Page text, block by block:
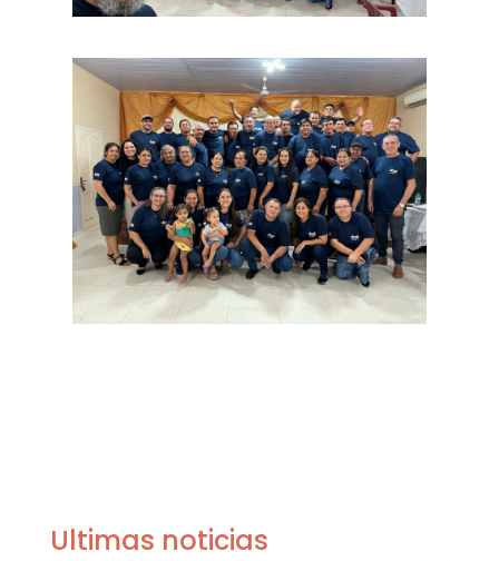
Ultimas noticias